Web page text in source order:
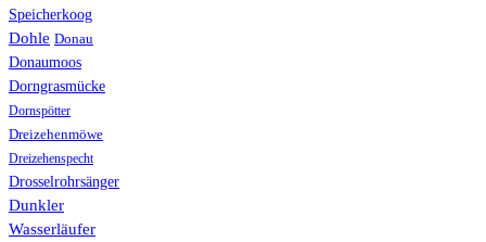
Speicherkoog
Dohle Donau
Donaumoos
Dorngrasmücke
Dornspötter
Dreizehenmöwe
Dreizehenspecht
Drosselrohrsänger
Dunkler
Wasserläufer